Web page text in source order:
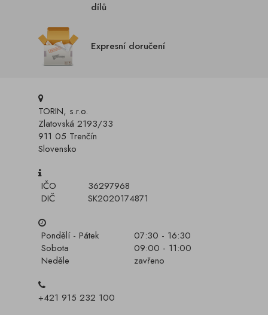
dílů
Expresní doručení
TORIN, s.r.o.
Zlatovská 2193/33
911 05 Trenčín
Slovensko
IČO
36297968
DIČ
SK2020174871
Pondělí - Pátek
07:30 - 16:30
Sobota
09:00 - 11:00
Neděle
zavřeno
+421 915 232 100